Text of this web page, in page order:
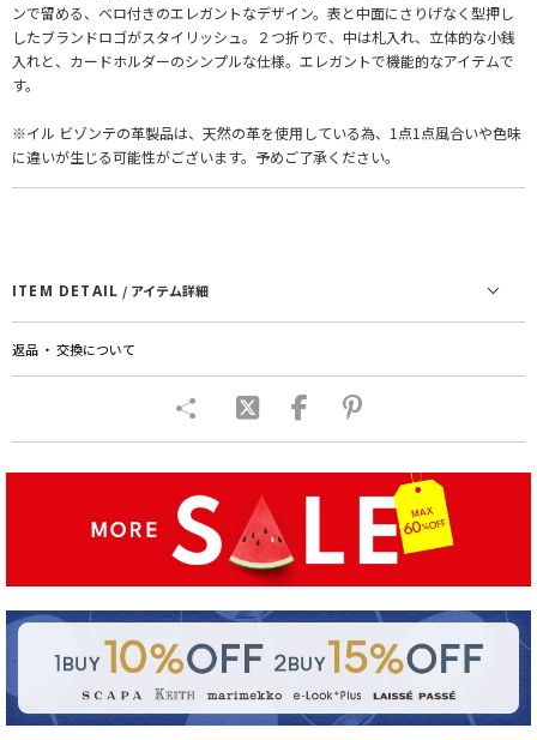
ンで留める、ベロ付きのエレガントなデザイン。表と中面にさりげなく型押し
したブランドロゴがスタイリッシュ。２つ折りで、中は札入れ、立体的な小銭
入れと、カードホルダーのシンプルな仕様。エレガントで機能的なアイテムで
す。
※イル ビゾンテの革製品は、天然の革を使用している為、1点1点風合いや色味
に違いが生じる可能性がございます。予めご了承ください。
ITEM DETAIL / アイテム詳細
返品 ・ 交換について